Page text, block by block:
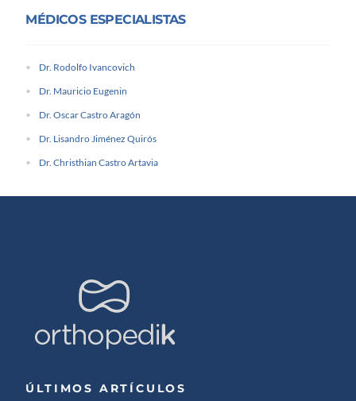
MÉDICOS ESPECIALISTAS
Dr. Rodolfo Ivancovich
Dr. Mauricio Eugenin
Dr. Oscar Castro Aragón
Dr. Lisandro Jiménez Quirós
Dr. Christhian Castro Artavia
ÚLTIMOS ARTÍCULOS